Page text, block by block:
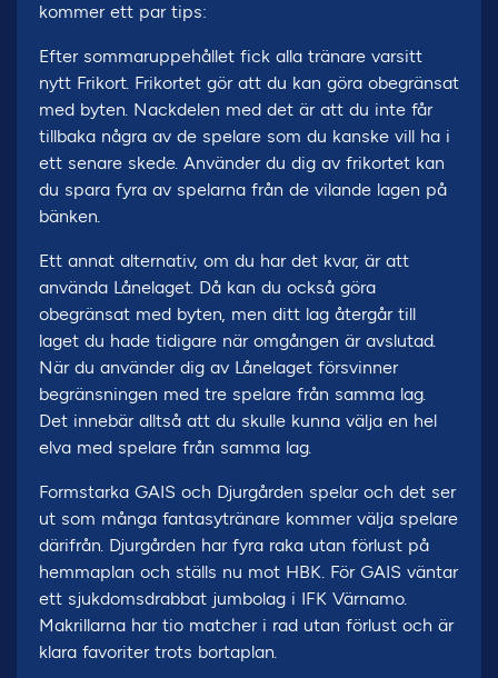
kommer ett par tips:
Efter sommaruppehållet fick alla tränare varsitt
nytt Frikort. Frikortet gör att du kan göra obegränsat
med byten. Nackdelen med det är att du inte får
tillbaka några av de spelare som du kanske vill ha i
ett senare skede. Använder du dig av frikortet kan
du spara fyra av spelarna från de vilande lagen på
bänken.
Ett annat alternativ, om du har det kvar, är att
använda Lånelaget. Då kan du också göra
obegränsat med byten, men ditt lag återgår till
laget du hade tidigare när omgången är avslutad.
När du använder dig av Lånelaget försvinner
begränsningen med tre spelare från samma lag.
Det innebär alltså att du skulle kunna välja en hel
elva med spelare från samma lag.
Formstarka GAIS och Djurgården spelar och det ser
ut som många fantasytränare kommer välja spelare
därifrån. Djurgården har fyra raka utan förlust på
hemmaplan och ställs nu mot HBK. För GAIS väntar
ett sjukdomsdrabbat jumbolag i IFK Värnamo.
Makrillarna har tio matcher i rad utan förlust och är
klara favoriter trots bortaplan.